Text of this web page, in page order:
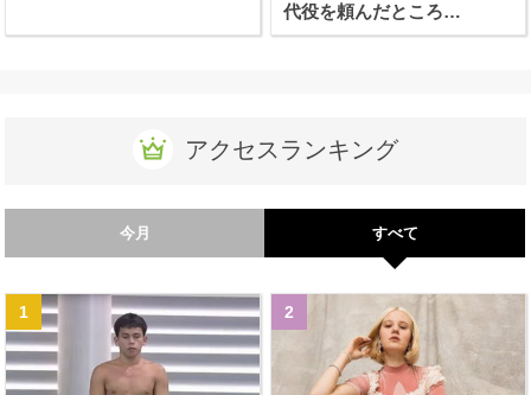
代役を頼んだところ…
アクセスランキング
今月 すべて